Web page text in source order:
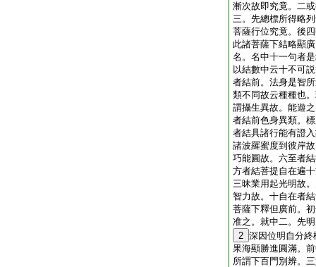
漸次故即究竟。二
三。先總標所得略
菩薩行位究竟。後
此諸菩薩下結略顯
名。名中十一句者
以結數中云十不可
者結前。法身是智
類不同故云種種也
謂攝生異故。能遊
者結前色身異類。
者結具諸行能有證
諸波羅蜜度到彼岸
巧能圓故。六至者
方者結菩提自在遍
三昧業用起光明故
智力故。十自在者
菩薩下釋但廣前。
准之。就中二。先
2 深因位明自分
果海顯勝進圓滿。
所謂下百門別辨。